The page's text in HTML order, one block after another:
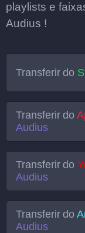
playlists e
Audius !
Transferir do
Transferir do
Audius
Transferir do
Audius
Transferir do
Audius